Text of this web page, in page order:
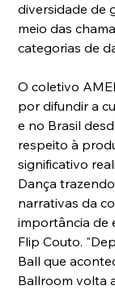
diversidade de
meio das
categorias de
O coletivo
por difundir a
e no Brasil
respeito à
significativo
Dança
narrativas da
importância de
Flip Couto.
Ball que
Ballroom volta